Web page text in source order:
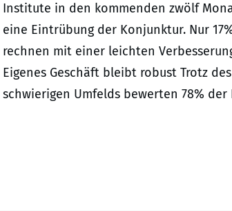
Institute in den kommenden zwölf
eine Eintrübung der Konjunktur. Nur
rechnen mit einer leichten
Eigenes Geschäft bleibt robust Trotz des
schwierigen Umfelds bewerten 78% der